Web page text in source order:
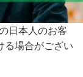
日本人のお客
る場合がござい